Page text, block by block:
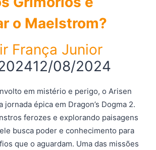
o Maelstrom?
França Junior
12/08/2024
em mistério e perigo, o Arisen
jornada épica em Dragon’s Dogma 2.
ferozes e explorando paisagens
busca poder e conhecimento para
que o aguardam. Uma das missões